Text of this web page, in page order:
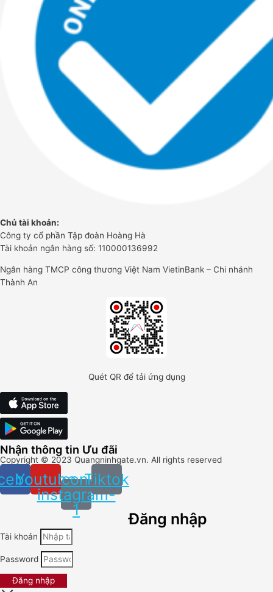
Chủ tài khoản:
Công ty cổ phần Tập đoàn Hoàng Hà
Tài khoản ngân hàng số: 110000136992
Ngân hàng TMCP công thương Việt Nam VietinBank – Chi nhánh
Thành An
Quét QR để tải ứng dụng
Nhận thông tin Ưu đãi
Copyright © 2023 Quangninhgate.vn. All rights reserved
YoutubeIcon-
instagram-
1
Tiktok
Đăng nhập
Tài khoản
Password
Đăng nhập